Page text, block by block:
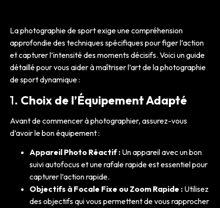
La photographie de sport exige une compréhension
approfondie des techniques spécifiques pour figer l’action
et capturer l’intensité des moments décisifs. Voici un guide
détaillé pour vous aider à maîtriser l’art de la photographie
de sport dynamique :
1. Choix de l’Équipement Adapté
Avant de commencer à photographier, assurez-vous
d’avoir le bon équipement :
Appareil Photo Réactif : Un appareil avec un bon
suivi autofocus et une rafale rapide est essentiel pour
capturer l’action rapide.
Objectifs à Focale Fixe ou Zoom Rapide : Utilisez
des objectifs qui vous permettent de vous rapprocher